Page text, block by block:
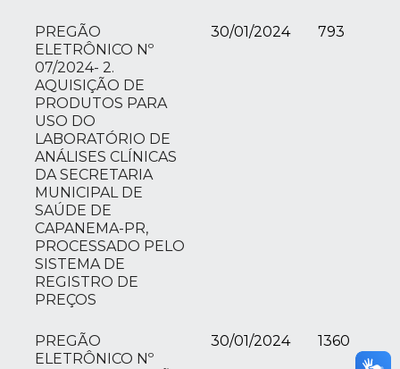
PREGÃO
ELETRÔNICO Nº
07/2024- 2.
AQUISIÇÃO DE
PRODUTOS PARA
USO DO
LABORATÓRIO DE
ANÁLISES CLÍNICAS
DA SECRETARIA
MUNICIPAL DE
SAÚDE DE
CAPANEMA-PR,
PROCESSADO PELO
SISTEMA DE
REGISTRO DE
PREÇOS
30/01/2024 793
PREGÃO
ELETRÔNICO Nº
30/01/2024 1360